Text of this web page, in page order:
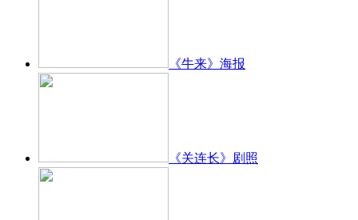
《牛来》海报
《关连长》剧照